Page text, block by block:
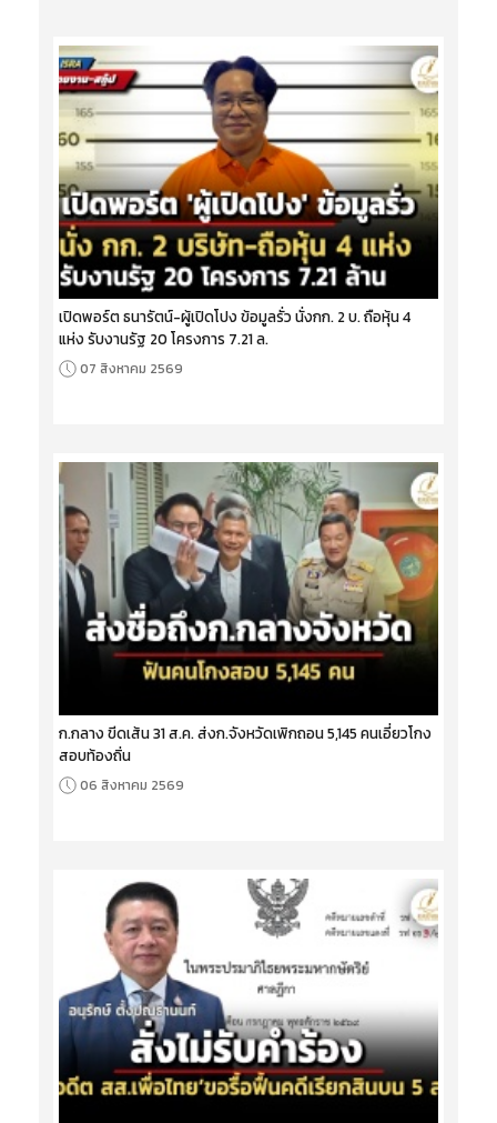
เปิดพอร์ต ธนารัตน์-ผู้เปิดโปง ข้อมูลรั่ว นั่งกก. 2 บ. ถือหุ้น 4
แห่ง รับงานรัฐ 20 โครงการ 7.21 ล.
07 สิงหาคม 2569
ก.กลาง ขีดเส้น 31 ส.ค. ส่งก.จังหวัดเพิกถอน 5,145 คนเอี่ยวโกง
สอบท้องถิ่น
06 สิงหาคม 2569